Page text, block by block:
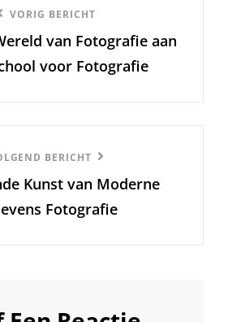
VORIG BERICHT
van Fotografie aan
voor Fotografie
BERICHT
Kunst van Moderne
Fotografie